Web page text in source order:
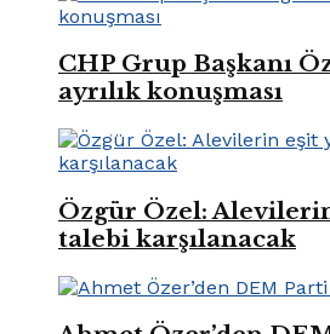
CHP Grup Başkanı
ayrılık konuşması
Özgür Özel:
talebi karşılanacak